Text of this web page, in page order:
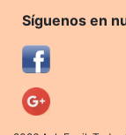
Síguenos en